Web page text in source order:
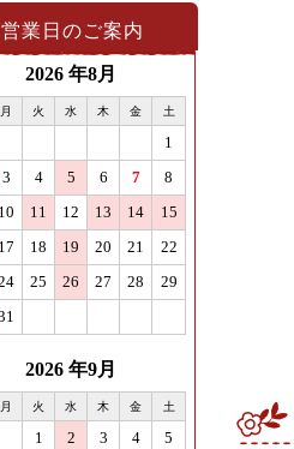
営業日のご案内